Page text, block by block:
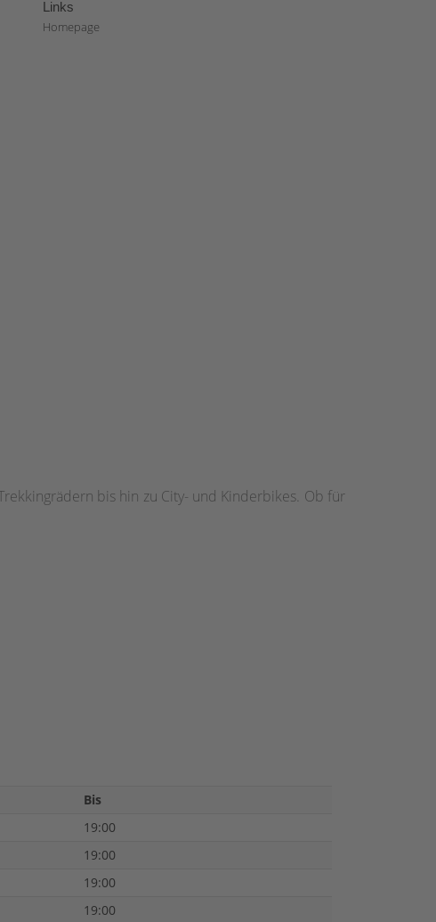
Links
Homepage
bis hin zu City- und Kinderbikes. Ob für
Bis
19:00
19:00
19:00
19:00